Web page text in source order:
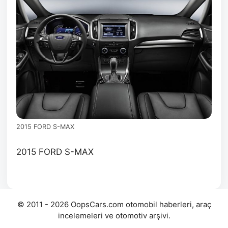
2015 FORD S-MAX
2015 FORD S-MAX
© 2011 - 2026 OopsCars.com otomobil haberleri, araç
incelemeleri ve otomotiv arşivi.